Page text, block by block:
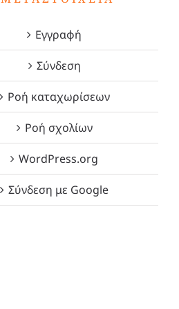
Εγγραφή
Σύνδεση
Ροή καταχωρίσεων
Ροή σχολίων
WordPress.org
Σύνδεση με Google